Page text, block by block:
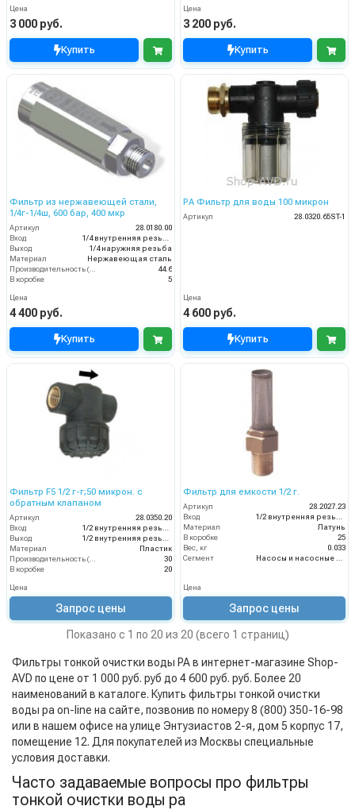
Цена
3 000 руб.
Купить
Цена
3 200 руб.
Купить
Фильтр из нержавеющей стали,
1/4г-1/4ш, 600 бар, 400 мкр
Артикул
28.0180.00
Вход
1/4 внутренняя резьба
Выход
1/4 наружняя резьба
Материал
Нержавеющая сталь
Производительность (л/мин)
44.6
В коробке
5
Цена
4 400 руб.
Купить
PA Фильтр для воды 100 микрон
Артикул 28.0320.65ST-1
Цена
4 600 руб.
Купить
Фильтр F5 1/2 г-г;50 микрон. с
обратным клапаном
Артикул
28.0350.20
Вход
Выход
Материал
Пластик
30
В коробке
20
Цена
Запрос цены
Фильтр для емкости 1/2 г.
Артикул
28.2027.23
Вход
Материал
Латунь
В коробке
25
Вес, кг
0.033
Сегмент
Цена
Запрос цены
Показано с 1 по 20 из 20 (всего 1 страниц)
Фильтры тонкой очистки воды PA в интернет-магазине Shop-
AVD по цене от 1 000 руб. руб до 4 600 руб. руб. Более 20
наименований в каталоге. Купить фильтры тонкой очистки
воды pa on-line на сайте, позвонив по номеру 8 (800) 350-16-98
или в нашем офисе на улице Энтузиастов 2-я, дом 5 корпус 17,
помещение 12. Для покупателей из Москвы специальные
условия доставки.
Часто задаваемые вопросы про фильтры
тонкой очистки воды pa